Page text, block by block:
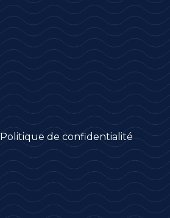
Politique de confidentialité